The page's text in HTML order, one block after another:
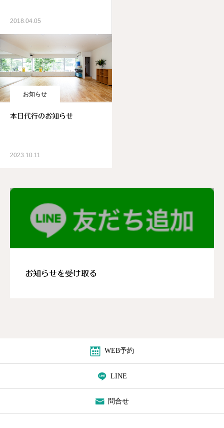
2018.04.05
お知らせ
本日代行のお知らせ
2023.10.11
お知らせを受け取る
WEB予約
LINE
問合せ